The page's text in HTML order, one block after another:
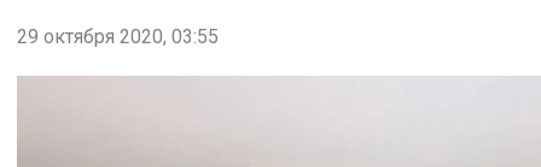
29 октября 2020, 03:55